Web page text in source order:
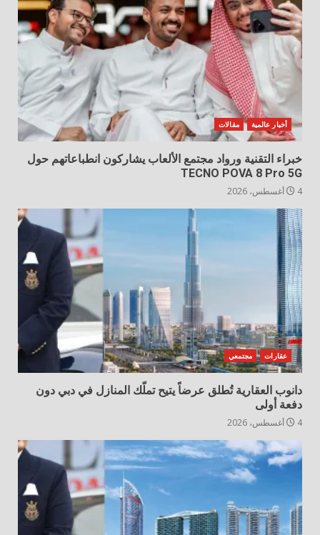
أخبار عالمية مقالات
خبراء التقنية ورواد مجتمع الألعاب يشاركون انطباعاتهم حول
TECNO POVA 8 Pro 5G
4 أغسطس، 2026
عقارات مجتمعي
دانوب العقارية تُطلق عرضاً يتيح تملّك المنازل في دبي دون
دفعة أولى
4 أغسطس، 2026